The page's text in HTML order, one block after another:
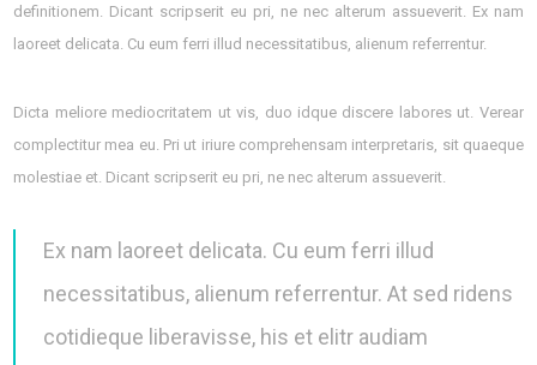
definitionem. Dicant scripserit eu pri, ne nec alterum assueverit. Ex nam
laoreet delicata. Cu eum ferri illud necessitatibus, alienum referrentur.
Dicta meliore mediocritatem ut vis, duo idque discere labores ut. Verear
complectitur mea eu. Pri ut iriure comprehensam interpretaris, sit quaeque
molestiae et. Dicant scripserit eu pri, ne nec alterum assueverit.
Ex nam laoreet delicata. Cu eum ferri illud
necessitatibus, alienum referrentur. At sed ridens
cotidieque liberavisse, his et elitr audiam